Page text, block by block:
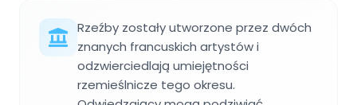
Rzeźby zostały utworzone przez dwóch
znanych francuskich artystów i
odzwierciedlają umiejętności
rzemieślnicze tego okresu.